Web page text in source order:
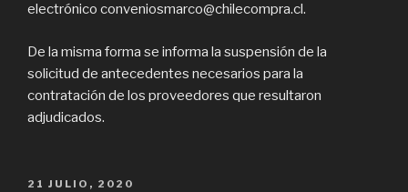
electrónico conveniosmarco@chilecompra.cl.
De la misma forma se informa la suspensión de la
solicitud de antecedentes necesarios para la
contratación de los proveedores que resultaron
adjudicados.
PUBLICADO
21 JULIO, 2020